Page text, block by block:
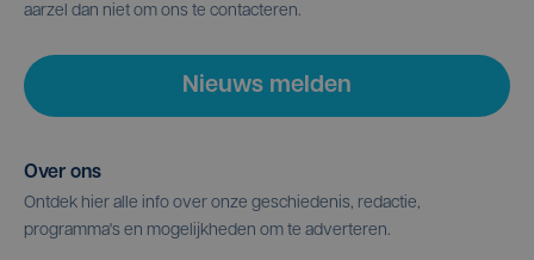
aarzel dan niet om ons te contacteren.
Nieuws melden
Over ons
Ontdek hier alle info over onze geschiedenis, redactie,
programma's en mogelijkheden om te adverteren.